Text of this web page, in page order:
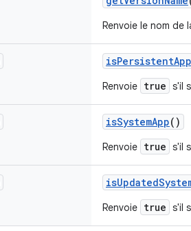
Renvoie le nom de
isPersistentApp
Renvoie true s'il
isSystemApp()
Renvoie true s'il
isUpdated
Renvoie true s'il